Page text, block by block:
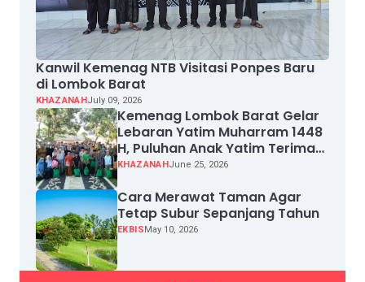
Kanwil Kemenag NTB Visitasi Ponpes Baru
di Lombok Barat
KHAZANAHJuly 09, 2026
Kemenag Lombok Barat Gelar
Lebaran Yatim Muharram 1448
H, Puluhan Anak Yatim Terima
Santunan
KHAZANAHJune 25, 2026
Cara Merawat Taman Agar
Tetap Subur Sepanjang Tahun
EKBISMay 10, 2026